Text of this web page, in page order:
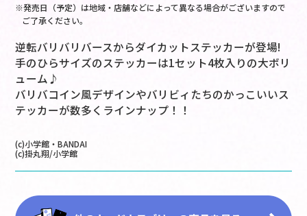
※発売日（予定）は地域・店舗などによって異なる場合がございますので
ご了承ください。
逆転バリバリバースからダイカットステッカーが登場!
手のひらサイズのステッカーは1セット4枚入りの大ボリ
ューム♪
バリバコイン風デザインやバリビィたちのかっこいいス
テッカーが数多くラインナップ！！
(c)小学館・BANDAI
(c)掛丸翔/小学館